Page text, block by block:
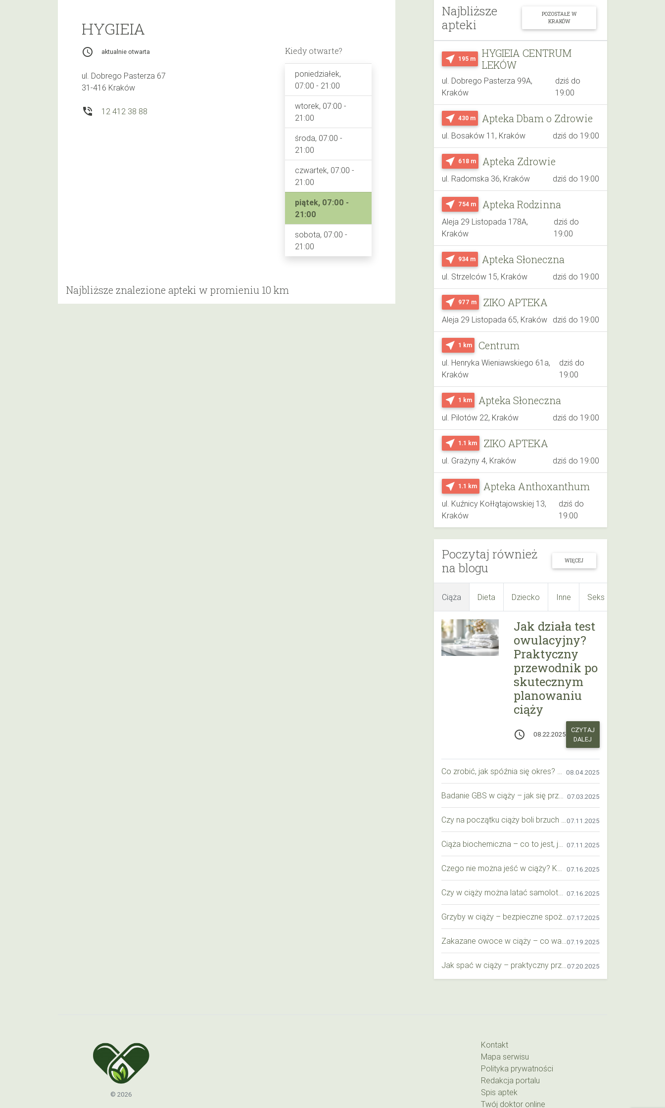
Najbliższe
apteki
POZOSTAŁE W
KRAKÓW
near_me 195 m
HYGIEIA CENTRUM
LEKÓW
ul. Dobrego Pasterza 99A,
Kraków
dziś do
19:00
near_me 430 m Apteka Dbam o Zdrowie
ul. Bosaków 11, Kraków dziś do 19:00
near_me 618 m Apteka Zdrowie
ul. Radomska 36, Kraków dziś do 19:00
near_me 754 m Apteka Rodzinna
Aleja 29 Listopada 178A,
Kraków
dziś do
19:00
near_me 934 m Apteka Słoneczna
ul. Strzelców 15, Kraków dziś do 19:00
near_me 977 m ZIKO APTEKA
Aleja 29 Listopada 65, Kraków dziś do 19:00
near_me 1 km Centrum
ul. Henryka Wieniawskiego 61a,
Kraków
dziś do
19:00
near_me 1 km Apteka Słoneczna
ul. Pilotów 22, Kraków dziś do 19:00
near_me 1.1 km ZIKO APTEKA
ul. Grażyny 4, Kraków dziś do 19:00
near_me 1.1 km Apteka Anthoxanthum
ul. Kuźnicy Kołłątajowskiej 13,
Kraków
dziś do
19:00
Poczytaj również
na blogu
WIĘCEJ
Ciąża Dieta Dziecko Inne Seks
Jak działa test
owulacyjny?
Praktyczny
przewodnik po
skutecznym
planowaniu
ciąży
access_time 08.22.2025
CZYTAJ
DALEJ
08.04.2025
07.03.2025
07.11.2025
07.11.2025
07.16.2025
07.16.2025
07.17.2025
07.19.2025
07.20.2025
HYGIEIA
access_time aktualnie otwarta
ul. Dobrego Pasterza 67
31-416 Kraków
phone_in_talk 12 412 38 88
Kiedy otwarte?
poniedziałek,
07:00 - 21:00
wtorek, 07:00 -
21:00
środa, 07:00 -
21:00
czwartek, 07:00 -
21:00
piątek, 07:00 -
21:00
sobota, 07:00 -
21:00
Najbliższe znalezione apteki w promieniu 10 km
© 2026
Kontakt
Mapa serwisu
Polityka prywatności
Redakcja portalu
Spis aptek
Twój doktor online